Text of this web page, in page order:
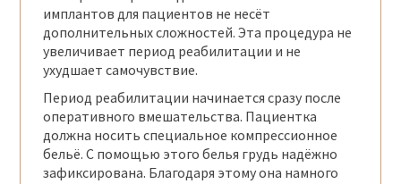
имплантов для пациентов не несёт
дополнительных сложностей. Эта процедура не
увеличивает период реабилитации и не
ухудшает самочувствие.
Период реабилитации начинается сразу после
оперативного вмешательства. Пациентка
должна носить специальное компрессионное
бельё. С помощью этого белья грудь надёжно
зафиксирована. Благодаря этому она намного